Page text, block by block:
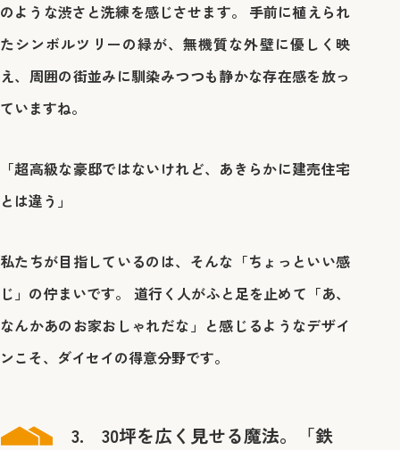
のような渋さと洗練を感じさせます。 手前に植えられ
たシンボルツリーの緑が、無機質な外壁に優しく映
え、周囲の街並みに馴染みつつも静かな存在感を放っ
ていますね。
「超高級な豪邸ではないけれど、あきらかに建売住宅
とは違う」
私たちが目指しているのは、そんな「ちょっといい感
じ」の佇まいです。 道行く人がふと足を止めて「あ、
なんかあのお家おしゃれだな」と感じるようなデザイ
ンこそ、ダイセイの得意分野です。
3. 30坪を広く見せる魔法。「鉄